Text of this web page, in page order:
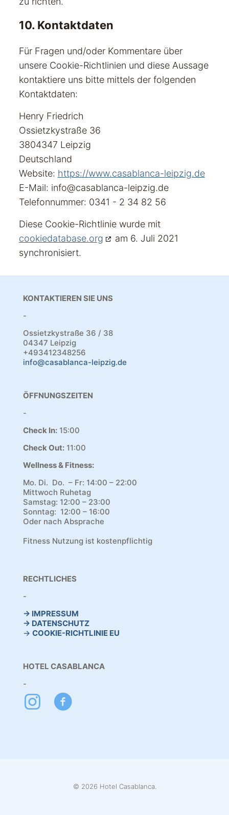
10. Kontaktdaten
Für Fragen und/oder Kommentare über
unsere Cookie-Richtlinien und diese Aussage
kontaktiere uns bitte mittels der folgenden
Kontaktdaten:
Henry Friedrich
Ossietzkystraße 36
3804347 Leipzig
Deutschland
Website: https://www.casablanca-leipzig.de
E-Mail: info@casablanca-leipzig.de
Telefonnummer: 0341 - 2 34 82 56
Diese Cookie-Richtlinie wurde mit
cookiedatabase.org
am 6. Juli 2021
synchronisiert.
KONTAKTIEREN SIE UNS
-
Ossietzkystraße 36 / 38
04347 Leipzig
+493412348256
info@casablanca-leipzig.de
ÖFFNUNGSZEITEN
-
Check In: 15:00
Check Out: 11:00
Wellness & Fitness:
Mo. Di. Do. – Fr: 14:00 – 22:00
Mittwoch Ruhetag
Samstag: 12:00 – 23:00
Sonntag: 12:00 – 16:00
Oder nach Absprache
Fitness Nutzung ist kostenpflichtig
RECHTLICHES
-
→ IMPRESSUM
→ DATENSCHUTZ
→ COOKIE-RICHTLINIE EU
HOTEL CASABLANCA
-
© 2026 Hotel Casablanca.